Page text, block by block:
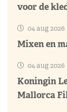
voor de
04 aug 2026
Mixen en
04 aug 2026
Koningin
Mallorca